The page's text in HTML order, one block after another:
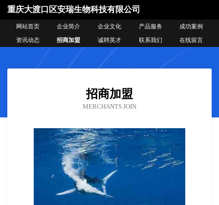
重庆大渡口区安瑞生物科技有限公司
网站首页 企业简介 企业文化 产品服务
成功案例
资讯动态
招商加盟 诚聘英才 联系我们 在线留言
招商加盟
MERCHANTS JOIN